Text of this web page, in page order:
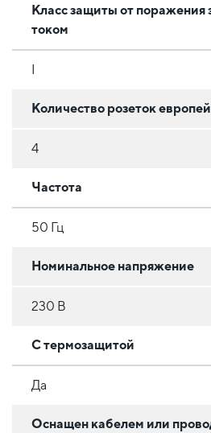
Класс защиты от поражения
током
Количество розеток
4
Частота
50 Гц
Номинальное напряжение
230 В
С термозащитой
Да
Оснащен кабелем или